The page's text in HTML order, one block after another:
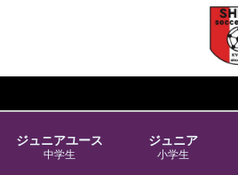
ジュニアユース
中学生
ジュニア
小学生